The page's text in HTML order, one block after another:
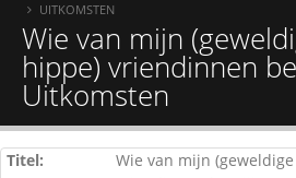
UITKOMSTEN
Wie van mijn
hippe) vriendinnen
Uitkomsten
Titel:
Wie van mijn